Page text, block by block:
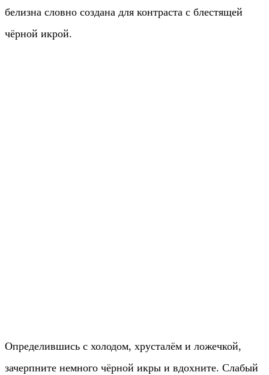
белизна словно создана для контраста с блестящей
чёрной икрой.
Определившись с холодом, хрусталём и ложечкой,
зачерпните немного чёрной икры и вдохните. Слабый